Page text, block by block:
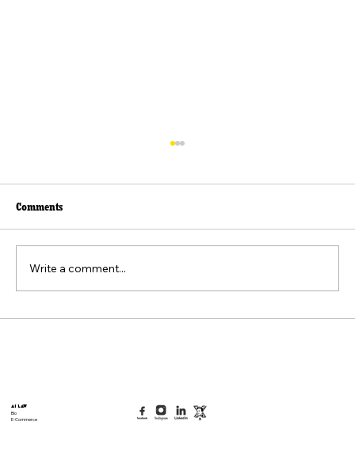
Comments
Write a comment...
AI Law
Bio
E-Commerce